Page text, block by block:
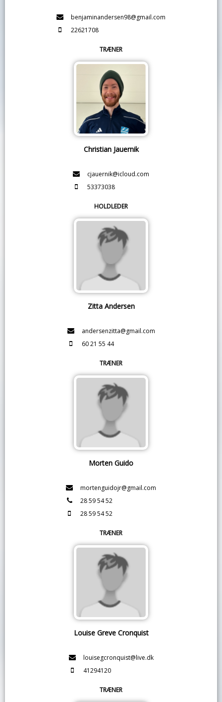
benjaminandersen98@gmail.com
22621708
TRÆNER
Christian Jauernik
cjauernik@icloud.com
53373038
HOLDLEDER
Zitta Andersen
andersenzitta@gmail.com
60 21 55 44
TRÆNER
Morten Guido
mortenguidojr@gmail.com
28 59 54 52
28 59 54 52
TRÆNER
Louise Greve Cronquist
louisegcronquist@live.dk
41294120
TRÆNER